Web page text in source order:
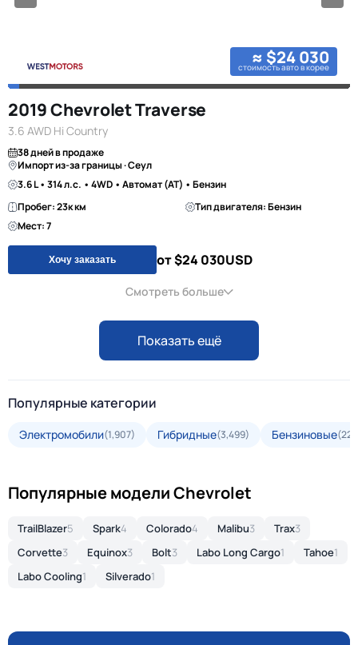
≈ $24 030
стоимость авто в корее
2019 Chevrolet Traverse
3.6 AWD Hi Country
38 дней в продаже
Импорт из-за границы · Сеул
3.6 L • 314 л.с. • 4WD • Автомат (AT) • Бензин
Пробег: 23к км
Тип двигателя: Бензин
Мест: 7
Хочу заказать от $24 030USD
Смотреть больше
Показать ещё
Популярные категории
Электромобили(1,907) Гибридные(3,499) Бензиновые
Популярные модели Chevrolet
TrailBlazer5 Spark4 Colorado4 Malibu3 Trax3
Corvette3 Equinox3 Bolt3 Labo Long Cargo1 Tahoe1
Labo Cooling1 Silverado1